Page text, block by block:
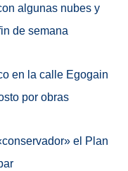
algunas nubes y
de semana
en la calle Egogain
por obras
el Plan